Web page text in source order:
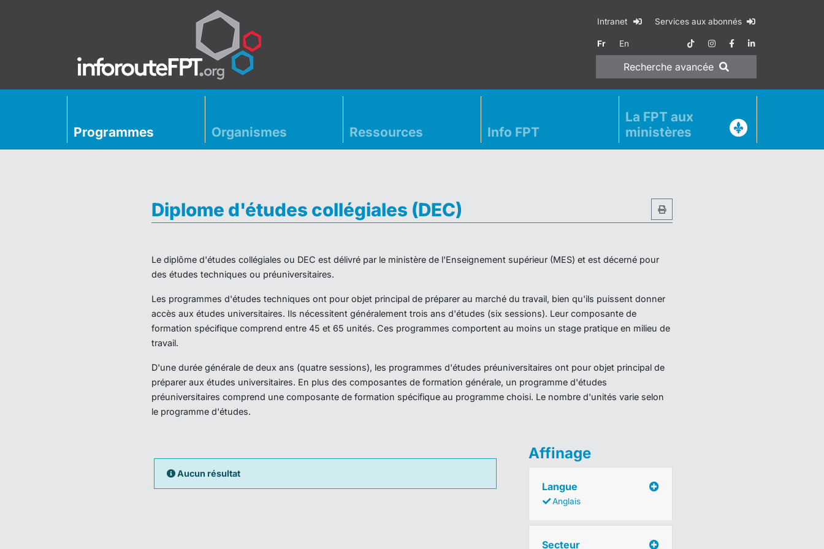
Intranet Services aux abonnés
Fr En
Recherche avancée
Programmes Organismes Ressources Info FPT
La FPT aux
ministères
Diplome d'études collégiales (DEC)
Le diplôme d'études collégiales ou DEC est délivré par le ministère de l'Enseignement supérieur (MES) et est décerné pour
des études techniques ou préuniversitaires.
Les programmes d'études techniques ont pour objet principal de préparer au marché du travail, bien qu'ils puissent donner
accès aux études universitaires. Ils nécessitent généralement trois ans d'études (six sessions). Leur composante de
formation spécifique comprend entre 45 et 65 unités. Ces programmes comportent au moins un stage pratique en milieu de
travail.
D'une durée générale de deux ans (quatre sessions), les programmes d'études préuniversitaires ont pour objet principal de
préparer aux études universitaires. En plus des composantes de formation générale, un programme d'études
préuniversitaires comprend une composante de formation spécifique au programme choisi. Le nombre d'unités varie selon
le programme d'études.
Aucun résultat
Affinage
Langue
Anglais
Secteur